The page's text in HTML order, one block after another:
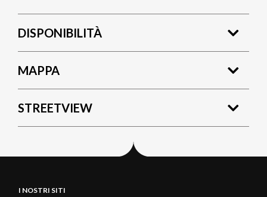
DISPONIBILITÀ
MAPPA
STREETVIEW
I NOSTRI SITI